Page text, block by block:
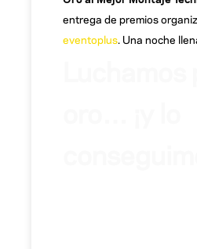
entrega de premios
eventoplus. Una noche